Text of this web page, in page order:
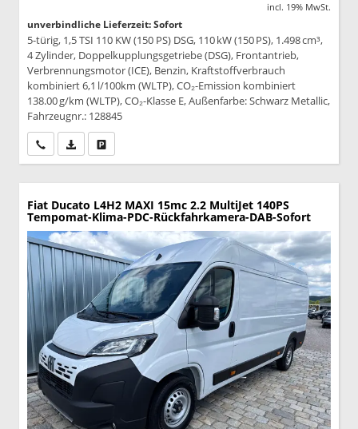
incl. 19% MwSt.
unverbindliche Lieferzeit: Sofort
5-türig, 1,5 TSI 110 KW (150 PS) DSG, 110 kW (150 PS), 1.498 cm³,
4 Zylinder, Doppelkupplungsgetriebe (DSG), Frontantrieb,
Verbrennungsmotor (ICE), Benzin, Kraftstoffverbrauch
kombiniert 6,1 l/100km (WLTP), CO₂-Emission kombiniert
138.00 g/km (WLTP), CO₂-Klasse E, Außenfarbe: Schwarz Metallic,
Fahrzeugnr.: 128845
Wir rufen Sie anPDF-Datei, Fahrzeugexposé drucken
Fiat Ducato L4H2 MAXI 15mc 2.2 MultiJet 140PS
Tempomat-Klima-PDC-Rückfahrkamera-DAB-Sofort